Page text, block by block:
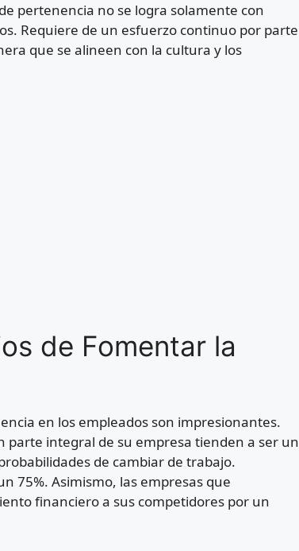
pertenencia no se logra solamente con
Requiere de un esfuerzo continuo por parte
que se alineen con la cultura y los
de Fomentar la
en los empleados son impresionantes.
parte integral de su empresa tienden a ser un
de cambiar de trabajo.
75%. Asimismo, las empresas que
financiero a sus competidores por un